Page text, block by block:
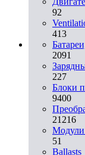
92
413
2091
227
Блоки
9400
21216
Модули
51
Ballasts